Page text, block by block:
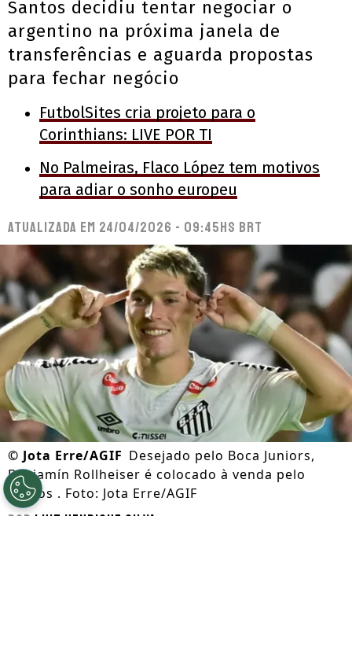
Santos decidiu tentar negociar o
argentino na próxima janela de
transferências e aguarda propostas
para fechar negócio
FutbolSites cria projeto para o
Corinthians: LIVE POR TI
No Palmeiras, Flaco López tem motivos
para adiar o sonho europeu
Atualizada em 24/04/2026 - 09:45hs BRT
© Jota Erre/AGIF Desejado pelo Boca Juniors,
Benjamín Rollheiser é colocado à venda pelo
Santos . Foto: Jota Erre/AGIF
Por Luiz Henrique Silva